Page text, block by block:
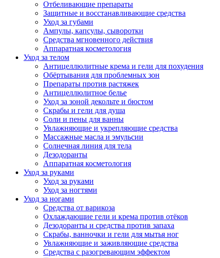
Отбеливающие препараты
Защитные и восстанавливающие средства
Уход за губами
Ампулы, капсулы, сыворотки
Средства мгновенного действия
Аппаратная косметология
Уход за телом
Антицеллюлитные крема и гели для похудения
Обёртывания для проблемных зон
Препараты против растяжек
Антицеллюлитное белье
Уход за зоной декольте и бюстом
Скрабы и гели для душа
Соли и пены для ванны
Увлажняющие и укрепляющие средства
Массажные масла и эмульсии
Солнечная линия для тела
Дезодоранты
Аппаратная косметология
Уход за руками
Уход за руками
Уход за ногтями
Уход за ногами
Средства от варикоза
Охлаждающие гели и крема против отёков
Дезодоранты и средства против запаха
Скрабы, ванночки и гели для мытья ног
Увлажняющие и заживляющие средства
Средства с разогревающим эффектом